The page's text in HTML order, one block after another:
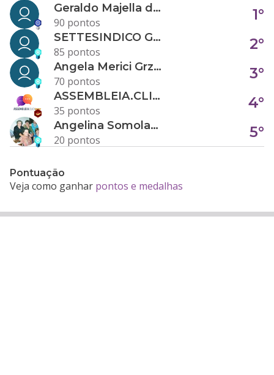
Geraldo Majella da Silva
90 pontos
1°
SETTESINDICO GOVERNANÇA CONDOMINIAL
85 pontos
2°
Angela Merici Grzybowski
70 pontos
3°
ASSEMBLEIA.CLICK
35 pontos
4°
Angelina Somolanji R. Oliveira
20 pontos
5°
Pontuação
Veja como ganhar pontos e medalhas